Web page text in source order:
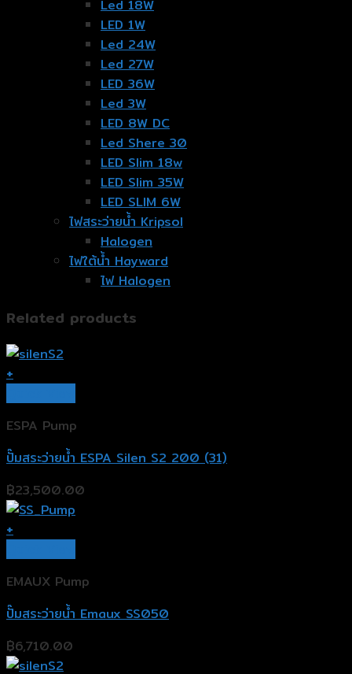
Led 18W
LED 1W
Led 24W
Led 27W
LED 36W
Led 3W
LED 8W DC
Led Shere 30
LED Slim 18w
LED Slim 35W
LED SLIM 6W
ไฟสระว่ายน้ำ Kripsol
Halogen
ไฟใต้น้ำ Hayward
ไฟ Halogen
Related products
+
ESPA Pump
ปั๊มสระว่ายน้ำ ESPA Silen S2 200 (31)
฿23,500.00
+
EMAUX Pump
ปั๊มสระว่ายน้ำ Emaux SS050
฿6,710.00